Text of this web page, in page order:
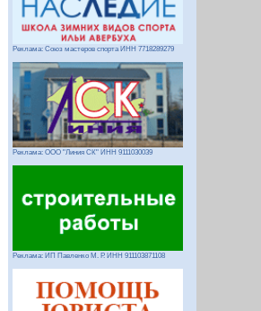
Реклама: Союз мастеров спорта ИНН 7718289279
Реклама: ООО "Линия СК" ИНН 9111030039
Реклама: ИП Павленко М. Р. ИНН 911103871108